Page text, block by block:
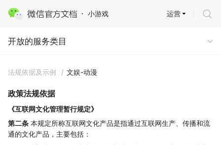
小游戏
开放的服务类目
运营
开放的服务类目
法规依据及示例 / 文娱-动漫
政策法规依据
《互联网文化管理暂行规定》
第二条 本规定所称互联网文化产品是指通过互联网生产、传播和流
通的文化产品，主要包括：